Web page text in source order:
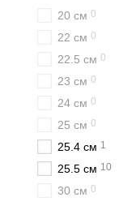
20 см 0
22 см 0
22.5 см 0
23 см 0
24 см 0
25 см 0
25.4 см 1
25.5 см 10
30 см 0